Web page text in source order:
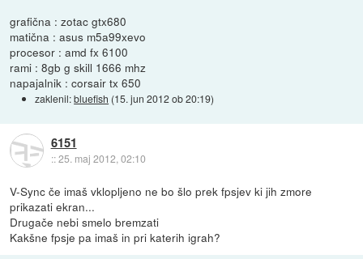
grafična : zotac gtx680
matična : asus m5a99xevo
procesor : amd fx 6100
rami : 8gb g skill 1666 mhz
napajalnik : corsair tx 650
zaklenil:bluefish (15. jun 2012 ob 20:19)
6151
::25. maj 2012, 02:10
V-Sync če imaš vklopljeno ne bo šlo prek fpsjev ki jih zmore
prikazati ekran...
Drugače nebi smelo bremzati
Kakšne fpsje pa imaš in pri katerih igrah?